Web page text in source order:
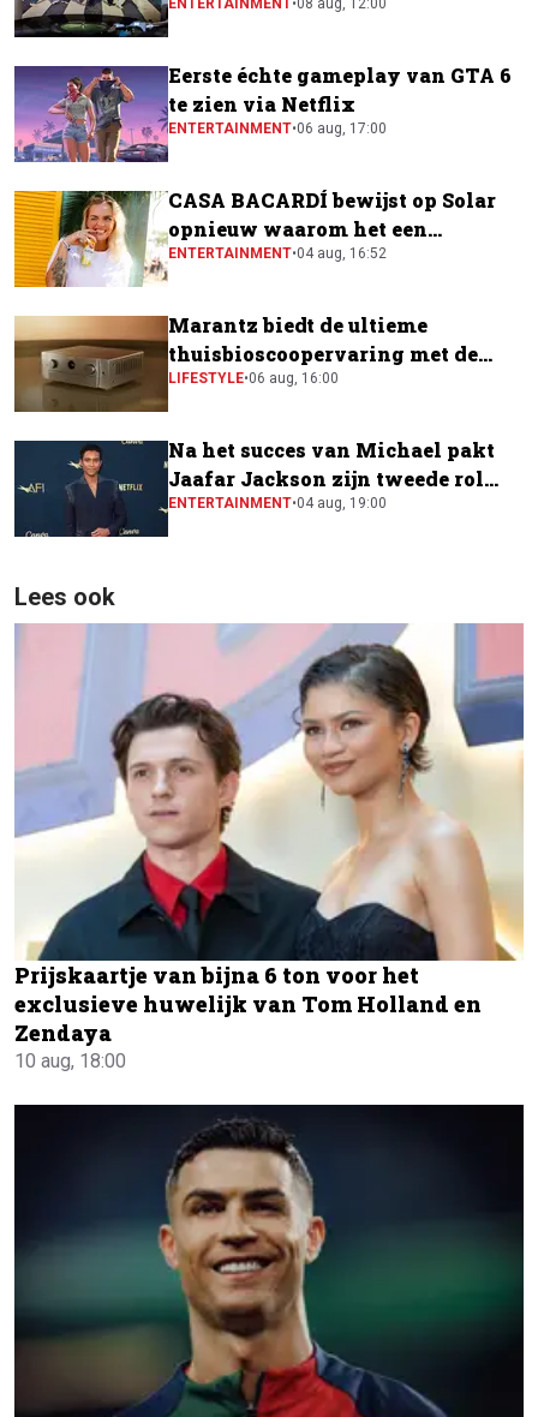
gemaakt
Eerste échte gameplay van GTA 6
te zien via Netflix
ENTERTAINMENT•06 aug, 17:00
CASA BACARDÍ bewijst op Solar
opnieuw waarom het een
festivalfavoriet is
ENTERTAINMENT•04 aug, 16:52
Marantz biedt de ultieme
thuisbioscoopervaring met de
CINEMA Series 2
LIFESTYLE•06 aug, 16:00
Na het succes van Michael pakt
Jaafar Jackson zijn tweede rol
naast Will Smith
ENTERTAINMENT•04 aug, 19:00
Lees ook
Prijskaartje van bijna 6 ton voor het
exclusieve huwelijk van Tom Holland en
Zendaya
10 aug, 18:00